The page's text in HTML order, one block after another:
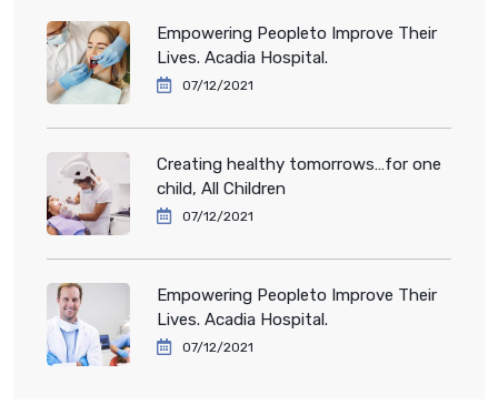
Empowering Peopleto Improve Their
Lives. Acadia Hospital.
07/12/2021
Creating healthy tomorrows…for one
child, All Children
07/12/2021
Empowering Peopleto Improve Their
Lives. Acadia Hospital.
07/12/2021